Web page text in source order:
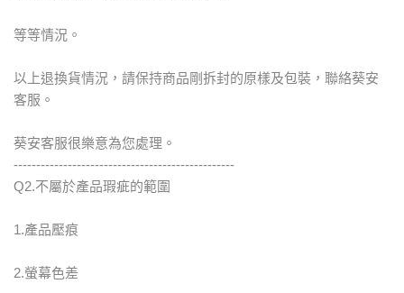
等等情況。
以上退換貨情況，請保持商品剛拆封的原樣及包裝，聯絡葵安
客服。
葵安客服很樂意為您處理。
-------------------------------------------------
Q2.不屬於產品瑕疵的範圍
1.產品壓痕
2.螢幕色差